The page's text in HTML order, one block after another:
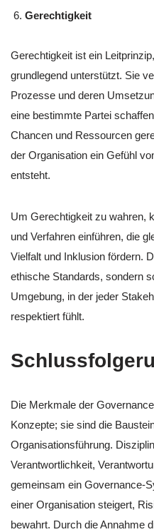
Gerechtigkeit
Gerechtigkeit ist ein
grundlegend unterstützt. Sie
Prozesse und deren
eine bestimmte Partei
Chancen und Ressourcen
der Organisation ein Gefühl
entsteht.
Um Gerechtigkeit zu wahren,
und Verfahren einführen, die
Vielfalt und Inklusion fördern.
ethische Standards, sondern
Umgebung, in der jeder
respektiert fühlt.
Die Merkmale der
Konzepte; sie sind die
Organisationsführung.
Verantwortlichkeit,
gemeinsam ein Governance-
einer Organisation steigert,
bewahrt. Durch die Annahme